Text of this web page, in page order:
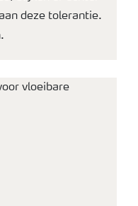
deze tolerantie.